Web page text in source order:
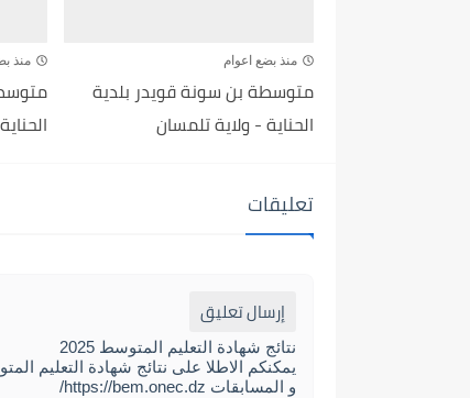
منذ بضع اعوام
متوسطة بن سونة قويدر بلدية
الحناية - ولاية تلمسان
منذ
تعليقات
إرسال تعليق
نتائج شهادة التعليم المتوسط 2025
و المسابقات https://bem.onec.dz/